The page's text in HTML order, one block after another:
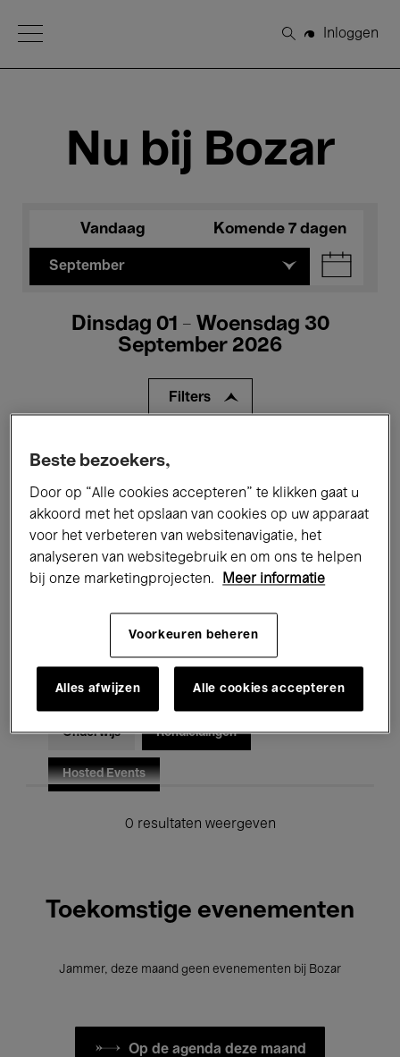
Open Menu
Zoeken
Inloggen
Nu bij Bozar
Vandaag Komende 7 dagen
September
Dinsdag 01 - Woensdag 30
September 2026
Filters
Alle evenementen
Tentoonstellingen Films
Performances Lezingen & Debatten
Jazz Klassieke Muziek Global Music
Voor iedereen Kids’ Palace
Onderwijs Rondleidingen
Hosted Events
0 resultaten weergeven
Toekomstige evenementen
Jammer, deze maand geen evenementen bij Bozar
Op de agenda deze maand
Beste bezoekers,
Door op “Alle cookies accepteren” te klikken gaat u
akkoord met het opslaan van cookies op uw apparaat
voor het verbeteren van websitenavigatie, het
analyseren van websitegebruik en om ons te helpen
bij onze marketingprojecten.
Meer informatie
Voorkeuren beheren
Alles afwijzen Alle cookies accepteren